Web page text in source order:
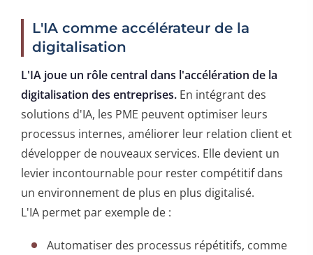
L'IA comme accélérateur de la
digitalisation
L'IA joue un rôle central dans l'accélération de la
digitalisation des entreprises. En intégrant des
solutions d'IA, les PME peuvent optimiser leurs
processus internes, améliorer leur relation client et
développer de nouveaux services. Elle devient un
levier incontournable pour rester compétitif dans
un environnement de plus en plus digitalisé.
L'IA permet par exemple de :
Automatiser des processus répétitifs, comme